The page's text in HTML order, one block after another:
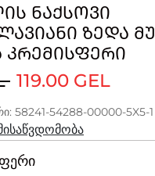
ᲜᲐᲥᲡᲝᲕᲘ
ᲖᲔᲓᲐ
119.00 GEL
58241-54288-00000-5X5-1